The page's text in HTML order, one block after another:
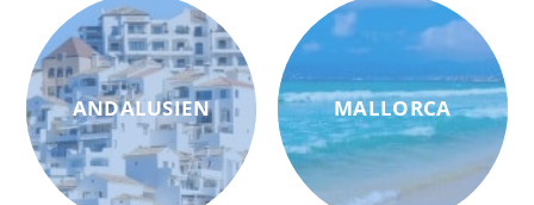
ANDALUSIEN MALLORCA